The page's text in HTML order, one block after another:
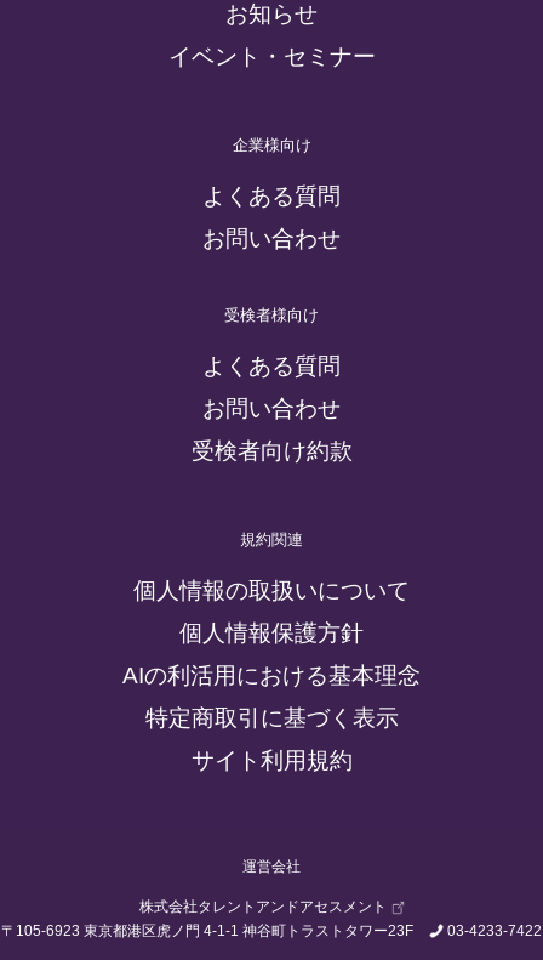
お知らせ
イベント・セミナー
企業様向け
よくある質問
お問い合わせ
受検者様向け
よくある質問
お問い合わせ
受検者向け約款
規約関連
個人情報の取扱いについて
個人情報保護方針
AIの利活用における基本理念
特定商取引に基づく表示
サイト利用規約
運営会社
株式会社タレントアンドアセスメント
〒105-6923 東京都港区虎ノ門 4-1-1 神谷町トラストタワー23F
03-4233-7422